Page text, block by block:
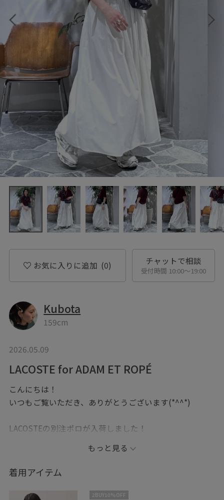
お気に入りに追加 (0) チャットで相談
受付時間 10:00〜19:00
Kubota
159cm
2026.05.09
LACOSTE for ADAM ET ROPÉ
こんにちは！
いつもご覧いただき、ありがとうございます(*^^*)
LACOSTEの別注ポロが入荷しました！
ばずに着用していただけます。
ワインカラーでスタイリングしました。春夏らしくスタ
イリングしたかったので、ボトムスと靴はホワイトで統
もっと見る
着用アイテム
2BUY10%OFF